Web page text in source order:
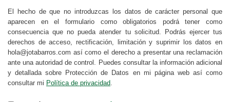
El hecho de que no introduzcas los datos de carácter personal que
aparecen en el formulario como obligatorios podrá tener como
consecuencia que no pueda atender tu solicitud. Podrás ejercer tus
derechos de acceso, rectificación, limitación y suprimir los datos en
hola@jotabarros.com así como el derecho a presentar una reclamación
ante una autoridad de control. Puedes consultar la información adicional
y detallada sobre Protección de Datos en mi página web así como
consultar mi Política de privacidad.